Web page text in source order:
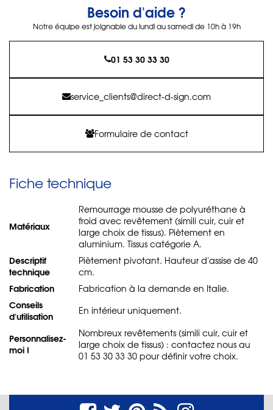
Besoin d'aide ?
Notre équipe est joignable du lundi au samedi de 10h à 19h
01 53 30 33 30
service_clients@direct-d-sign.com
Formulaire de contact
Fiche technique
Matériaux
Remourrage mousse de polyuréthane à
froid avec revêtement (simili cuir, cuir et
large choix de tissus). Piètement en
aluminium. Tissus catégorie A.
Descriptif
technique
Piètement pivotant. Hauteur d'assise de 40
cm.
Fabrication Fabrication à la demande en Italie.
Conseils
d'utilisation
En intérieur uniquement.
Personnalisez-
moi !
Nombreux revêtements (simili cuir, cuir et
large choix de tissus) : contactez nous au
01 53 30 33 30 pour définir votre choix.